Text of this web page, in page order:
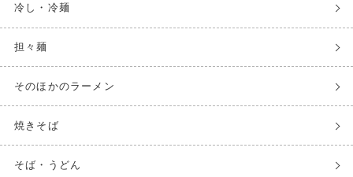
冷し・冷麺
担々麺
そのほかのラーメン
焼きそば
そば・うどん